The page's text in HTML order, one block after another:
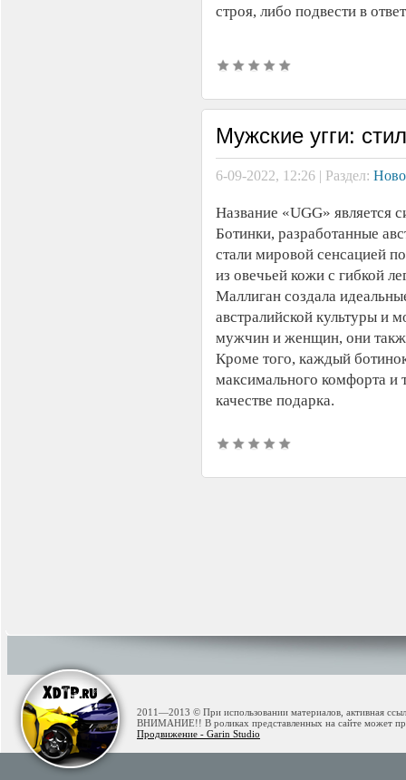
строя, либо подвести в
Мужские угги:
6-09-2022, 12:26 | Раздел:
Название «UGG» является
Ботинки, разработанные
стали мировой сенсацией
из овечьей кожи с гибкой
Маллиган создала
австралийской культуры и
мужчин и женщин, они
Кроме того, каждый
максимального комфорта
качестве подарка.
2011—2013 © При использовании материалов, активная
ВНИМАНИЕ!! В роликах представленных на сайте может
Продвижение - Garin Studio